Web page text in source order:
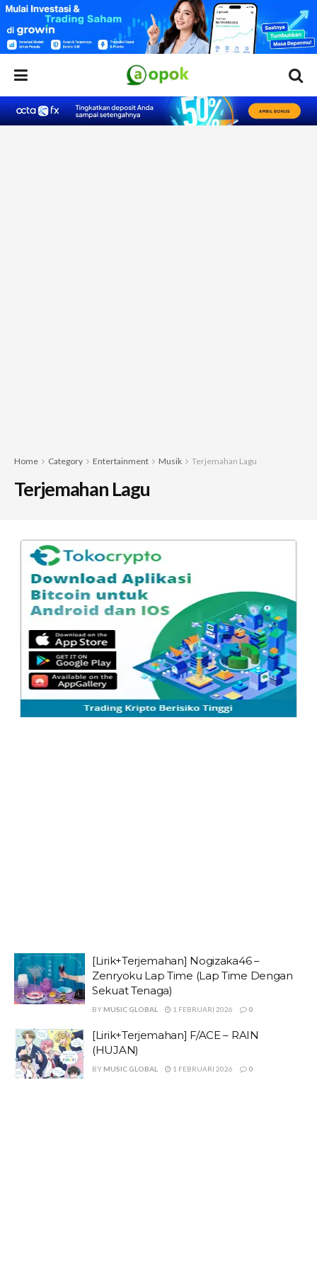
Home Category Entertainment Musik Terjemahan Lagu
Terjemahan Lagu
[Lirik+Terjemahan] Nogizaka46 –
Zenryoku Lap Time (Lap Time Dengan
Sekuat Tenaga)
BY MUSIC GLOBAL 1 FEBRUARI 2026 0
[Lirik+Terjemahan] F/ACE – RAIN
(HUJAN)
BY MUSIC GLOBAL 1 FEBRUARI 2026 0